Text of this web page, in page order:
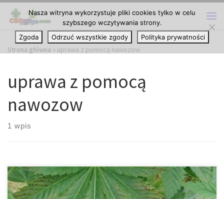
Przejdź do treści
Strona główna » uprawa z pomocą nawozow
uprawa z pomocą
nawozow
1 wpis
Nasza witryna wykorzystuje pliki cookies tylko w celu
szybszego wczytywania strony.
Zgoda
Odrzuć wszystkie zgody Polityka prywatności